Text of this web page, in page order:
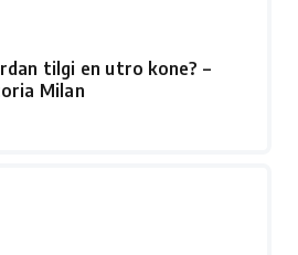
tilgi en utro kone? –
Milan